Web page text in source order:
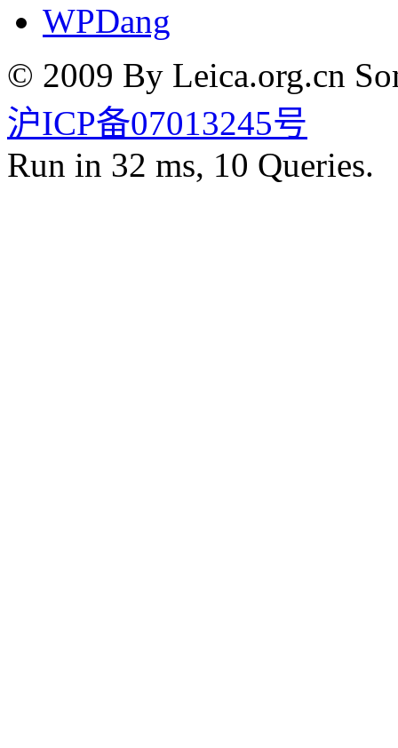
WPDang
© 2009 By Leica.org.cn
沪ICP备07013245号
Run in 32 ms, 10 Queries.